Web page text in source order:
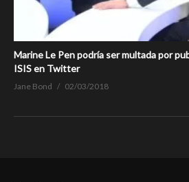
Marine Le Pen podría ser multada por
ISIS en Twitter
Jane Bond 02/03/2018